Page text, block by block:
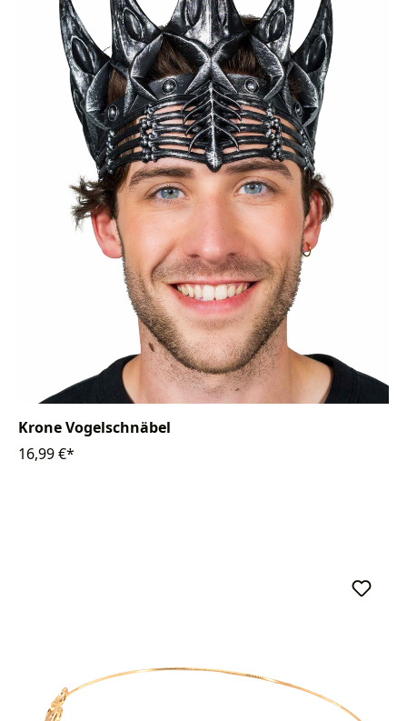
Krone Vogelschnäbel
16,99 €*